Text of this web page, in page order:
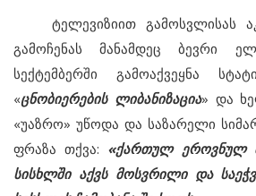
ტელევიზიით გამოსვლისას
გამოჩენას მანამდეც ბევრი
სექტემბერში გამოაქვეყნა
«ცნობიერების ლიბანიზაცია» და
«უაზრო» უწოდა და საზარელი
ფრაზა თქვა: «ქართულ ეროვნულ
სისხლში აქვს მოსვრილი და